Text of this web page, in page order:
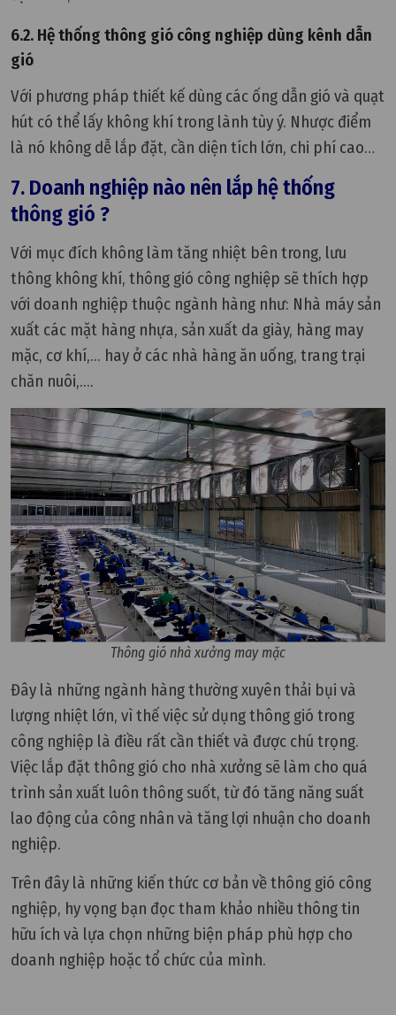
6.2. Hệ thống thông gió công nghiệp dùng kênh dẫn
gió
Với phương pháp thiết kế dùng các ống dẫn gió và quạt
hút có thể lấy không khí trong lành tùy ý. Nhược điểm
là nó không dễ lắp đặt, cần diện tích lớn, chi phí cao…
7. Doanh nghiệp nào nên lắp hệ thống
thông gió ?
Với mục đích không làm tăng nhiệt bên trong, lưu
thông không khí, thông gió công nghiệp sẽ thích hợp
với doanh nghiệp thuộc ngành hàng như: Nhà máy sản
xuất các mặt hàng nhựa, sản xuất da giày, hàng may
mặc, cơ khí,... hay ở các nhà hàng ăn uống, trang trại
chăn nuôi,....
Thông gió nhà xưởng may mặc
Đây là những ngành hàng thường xuyên thải bụi và
lượng nhiệt lớn, vì thế việc sử dụng thông gió trong
công nghiệp là điều rất cần thiết và được chú trọng.
Việc lắp đặt thông gió cho nhà xưởng sẽ làm cho quá
trình sản xuất luôn thông suốt, từ đó tăng năng suất
lao động của công nhân và tăng lợi nhuận cho doanh
nghiệp.
Trên đây là những kiến thức cơ bản về thông gió công
nghiệp, hy vọng bạn đọc tham khảo nhiều thông tin
hữu ích và lựa chọn những biện pháp phù hợp cho
doanh nghiệp hoặc tổ chức của mình.